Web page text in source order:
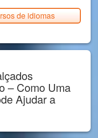
de idiomas
– Como Uma
Ajudar a